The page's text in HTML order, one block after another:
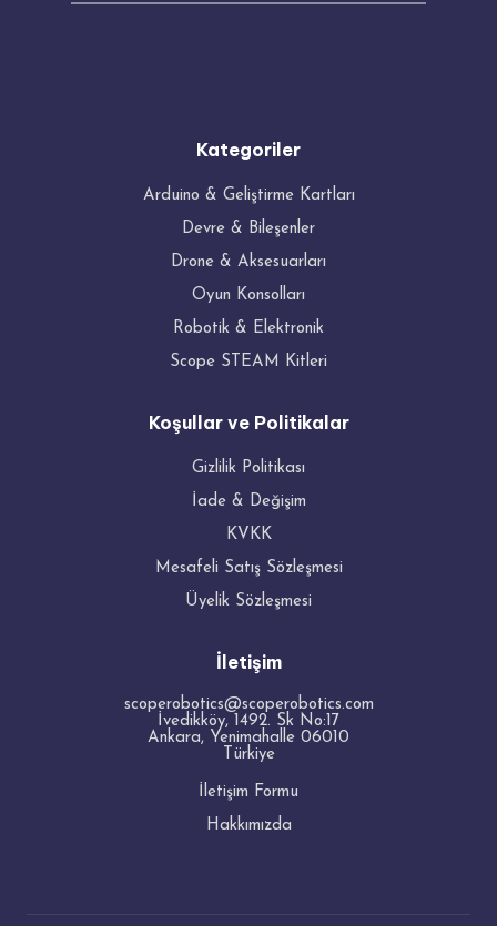
Kategoriler
Arduino & Geliştirme Kartları
Devre & Bileşenler
Drone & Aksesuarları
Oyun Konsolları
Robotik & Elektronik
Scope STEAM Kitleri
Koşullar ve Politikalar
Gizlilik Politikası
İade & Değişim
KVKK
Mesafeli Satış Sözleşmesi
Üyelik Sözleşmesi
İletişim
scoperobotics@scoperobotics.com
İvedikköy, 1492. Sk No:17
Ankara, Yenimahalle 06010
Türkiye
İletişim Formu
Hakkımızda